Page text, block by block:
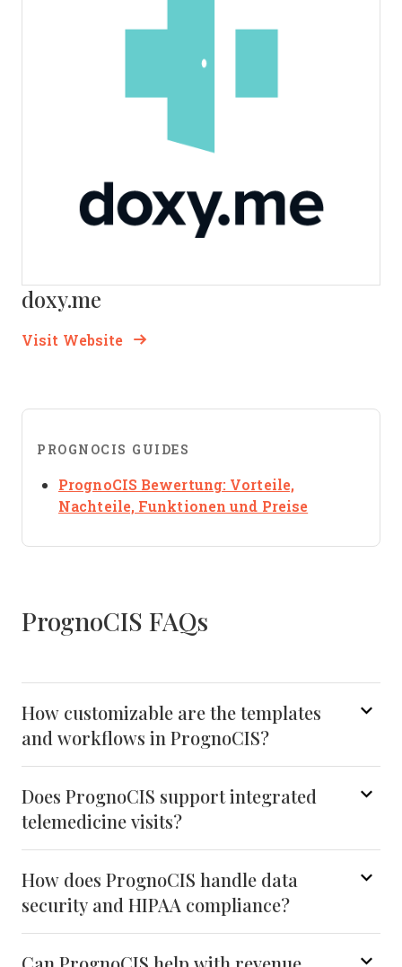
doxy.me
Visit WebsiteOpens New Window
PROGNOCIS GUIDES
PrognoCIS Bewertung: Vorteile,
Nachteile, Funktionen und PreiseOpens new
PrognoCIS FAQs
How customizable are the templates
and workflows in PrognoCIS?
Does PrognoCIS support integrated
telemedicine visits?
How does PrognoCIS handle data
security and HIPAA compliance?